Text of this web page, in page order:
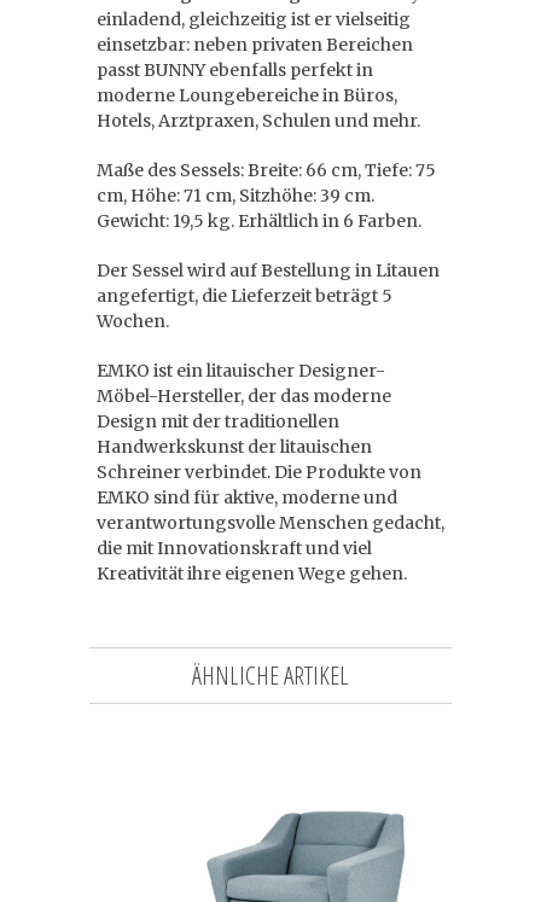
einladend, gleichzeitig ist er vielseitig
einsetzbar: neben privaten Bereichen
passt BUNNY ebenfalls perfekt in
moderne Loungebereiche in Büros,
Hotels, Arztpraxen, Schulen und mehr.
Maße des Sessels: Breite: 66 cm, Tiefe: 75
cm, Höhe: 71 cm, Sitzhöhe: 39 cm.
Gewicht: 19,5 kg. Erhältlich in 6 Farben.
Der Sessel wird auf Bestellung in Litauen
angefertigt, die Lieferzeit beträgt 5
Wochen.
EMKO ist ein litauischer Designer-
Möbel-Hersteller, der das moderne
Design mit der traditionellen
Handwerkskunst der litauischen
Schreiner verbindet. Die Produkte von
EMKO sind für aktive, moderne und
verantwortungsvolle Menschen gedacht,
die mit Innovationskraft und viel
Kreativität ihre eigenen Wege gehen.
ÄHNLICHE ARTIKEL